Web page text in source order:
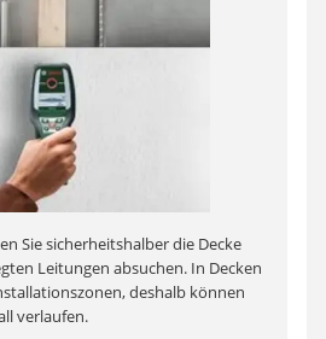
Sie sicherheitshalber die Decke
Leitungen absuchen. In Decken
deshalb können
verlaufen.